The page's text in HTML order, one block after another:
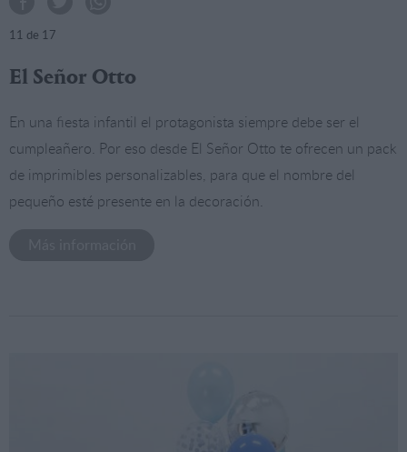
11 de 17
El Señor Otto
En una fiesta infantil el protagonista siempre debe ser el
cumpleañero. Por eso desde El Señor Otto te ofrecen un pack
de imprimibles personalizables, para que el nombre del
pequeño esté presente en la decoración.